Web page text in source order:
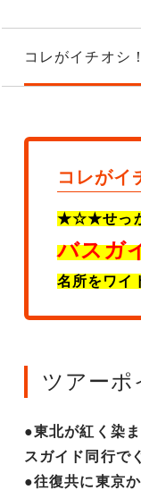
コレがイチオシ！
コレがイ
★☆★せっか
バスガ
名所をワ
ツアーポ
●東北が紅く染
スガイド同行で
●往復共に東京